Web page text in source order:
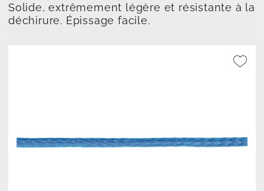
Solide, extrêmement légère et résistante à la
déchirure. Épissage facile.